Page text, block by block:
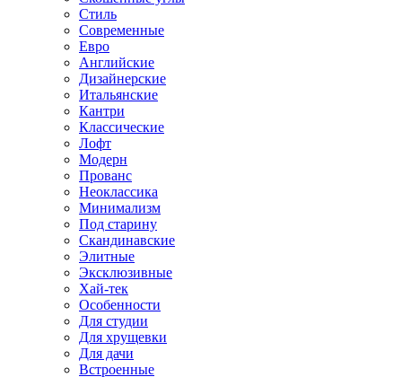
Стиль
Современные
Евро
Английские
Дизайнерские
Итальянские
Кантри
Классические
Лофт
Модерн
Прованс
Неоклассика
Минимализм
Под старину
Скандинавские
Элитные
Эксклюзивные
Хай-тек
Особенности
Для студии
Для хрущевки
Для дачи
Встроенные